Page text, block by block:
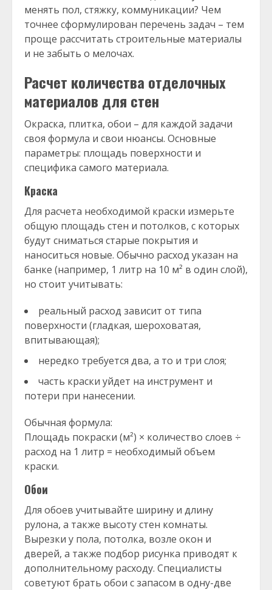
менять пол, стяжку, коммуникации? Чем
точнее сформулирован перечень задач – тем
проще рассчитать строительные материалы
и не забыть о мелочах.
Расчет количества отделочных
материалов для стен
Окраска, плитка, обои – для каждой задачи
своя формула и свои нюансы. Основные
параметры: площадь поверхности и
специфика самого материала.
Краска
Для расчета необходимой краски измерьте
общую площадь стен и потолков, с которых
будут сниматься старые покрытия и
наноситься новые. Обычно расход указан на
банке (например, 1 литр на 10 м² в один слой),
но стоит учитывать:
реальный расход зависит от типа
поверхности (гладкая, шероховатая,
впитывающая);
нередко требуется два, а то и три слоя;
часть краски уйдет на инструмент и
потери при нанесении.
Обычная формула:
Площадь покраски (м²) × количество слоев ÷
расход на 1 литр = необходимый объем
краски.
Обои
Для обоев учитывайте ширину и длину
рулона, а также высоту стен комнаты.
Вырезки у пола, потолка, возле окон и
дверей, а также подбор рисунка приводят к
дополнительному расходу. Специалисты
советуют брать обои с запасом в одну-две